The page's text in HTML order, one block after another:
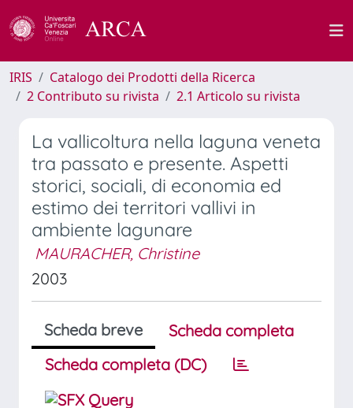
IRIS
Catalogo dei Prodotti della Ricerca
2 Contributo su rivista
2.1 Articolo su rivista
La vallicoltura nella laguna veneta
tra passato e presente. Aspetti
storici, sociali, di economia ed
estimo dei territori vallivi in
ambiente lagunare
MAURACHER, Christine
2003
Scheda breve
Scheda completa
Scheda completa (DC)